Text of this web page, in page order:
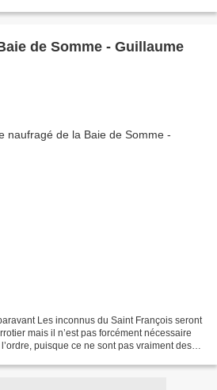
de Somme - Guillaume
Les inconnus du Saint François seront
mais il n’est pas forcément nécessaire
puisque ce ne sont pas vraiment des